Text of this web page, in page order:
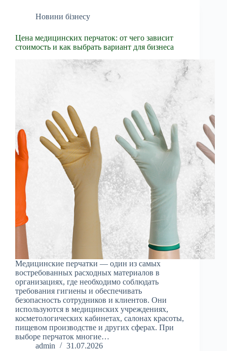
Новини бізнесу
Цена медицинских перчаток: от чего зависит
стоимость и как выбрать вариант для бизнеса
Медицинские перчатки — один из самых
востребованных расходных материалов в
организациях, где необходимо соблюдать
требования гигиены и обеспечивать
безопасность сотрудников и клиентов. Они
используются в медицинских учреждениях,
косметологических кабинетах, салонах красоты,
пищевом производстве и других сферах. При
выборе перчаток многие…
admin
31.07.2026